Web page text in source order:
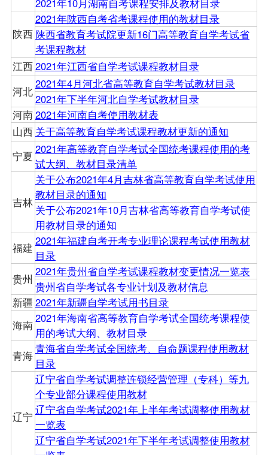
陕西
2021年陕西自考省考课程使用的教材目录
陕西省教育考试院更新16门高等教育自学考试省
考课程教材
江西2021年江西省自学考试课程教材目录
河北
2021年4月河北省高等教育自学考试教材目录
2021年下半年河北自学考试教材目录
河南2021年河南自考使用教材表
山西 关于高等教育自学考试课程教材更新的通知
宁夏 2021年高等教育自学考试全国统考课程使用的考
试大纲、教材目录清单
吉林
关于公布2021年4月吉林省高等教育自学考试使用
教材目录的通知
关于公布2021年10月吉林省高等教育自学考试使
用教材目录的通知
福建 2021年福建自考开考专业理论课程考试使用教材
目录
贵州
2021年贵州省自学考试课程教材变更情况一览表
贵州省自学考试各专业计划及教材信息
新疆 2021年新疆自学考试用书目录
海南2021年海南省高等教育自学考试全国统考课程使
用的考试大纲、教材目录
青海青海省自学考试全国统考、自命题课程使用教材
目录
辽宁
辽宁省自学考试调整连锁经营管理（专科）等九
个专业部分课程使用教材
辽宁省自学考试2021年上半年考试调整使用教材
一览表
辽宁省自学考试2021年下半年考试调整使用教材